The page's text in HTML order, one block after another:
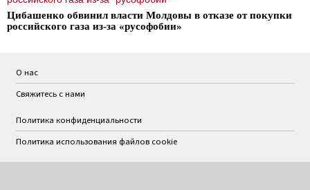
Цибашенко обвинил власти Молдовы в отказе от покупки
российского газа из-за «русофобии»
О нас
Свяжитесь с нами
Политика конфиденциальности
Политика использования файлов cookie